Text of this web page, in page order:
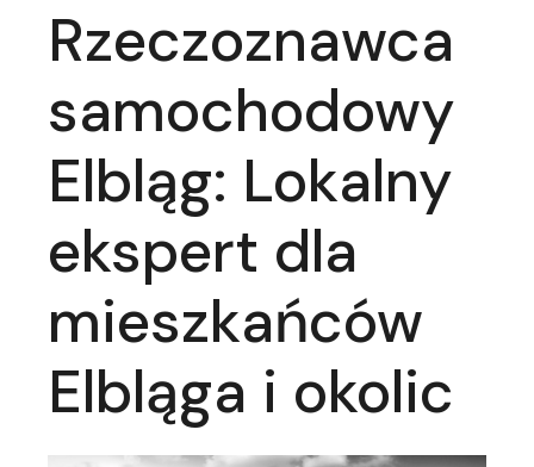
Rzeczoznawca
samochodowy
Elbląg: Lokalny
ekspert dla
mieszkańców
Elbląga i okolic